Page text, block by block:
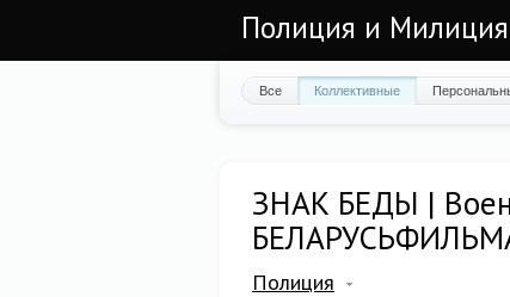
Полиция и
Все Коллективные
ЗНАК БЕДЫ |
Полиция